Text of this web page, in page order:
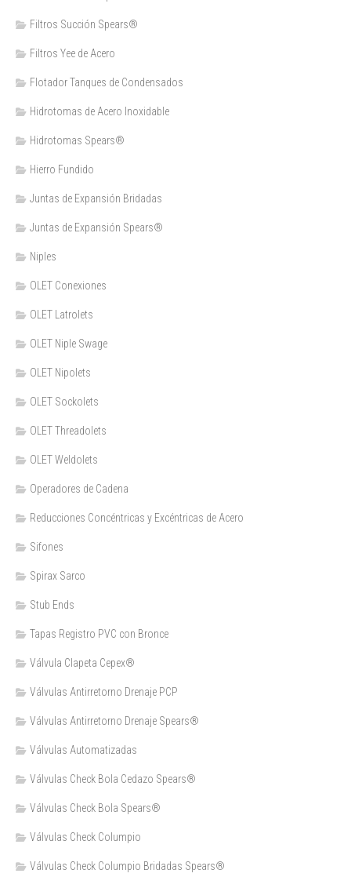
Filtros Succión Spears®
Filtros Yee de Acero
Flotador Tanques de Condensados
Hidrotomas de Acero Inoxidable
Hidrotomas Spears®
Hierro Fundido
Juntas de Expansión Bridadas
Juntas de Expansión Spears®
Niples
OLET Conexiones
OLET Latrolets
OLET Niple Swage
OLET Nipolets
OLET Sockolets
OLET Threadolets
OLET Weldolets
Operadores de Cadena
Reducciones Concéntricas y Excéntricas de Acero
Sifones
Spirax Sarco
Stub Ends
Tapas Registro PVC con Bronce
Válvula Clapeta Cepex®
Válvulas Antirretorno Drenaje PCP
Válvulas Antirretorno Drenaje Spears®
Válvulas Automatizadas
Válvulas Check Bola Cedazo Spears®
Válvulas Check Bola Spears®
Válvulas Check Columpio
Válvulas Check Columpio Bridadas Spears®